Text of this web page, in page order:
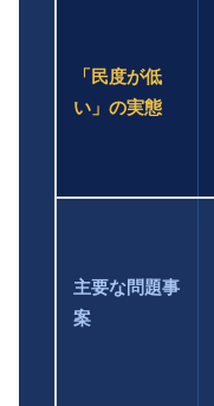
「民度が低
い」の実態
主要な問題事
案